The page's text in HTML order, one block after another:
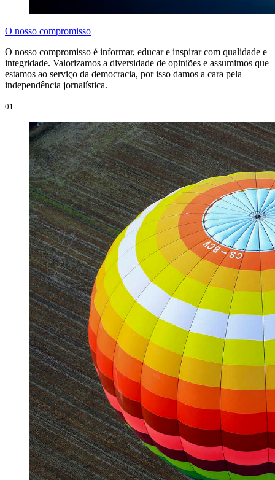
O nosso compromisso
O nosso compromisso é informar, educar e inspirar com qualidade e
integridade. Valorizamos a diversidade de opiniões e assumimos que
estamos ao serviço da democracia, por isso damos a cara pela
independência jornalística.
01